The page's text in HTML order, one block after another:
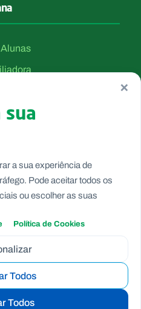
Politica de Privacidade
×
sua
a sua experiência de
Pode aceitar todos os
ou escolher as suas
Política de Cookies
Todos
Todos